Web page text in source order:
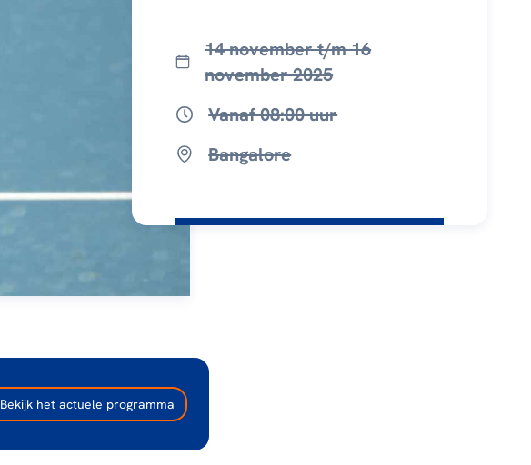
14 november t/m 16
november 2025
Vanaf 08:00 uur
Bangalore
Bekijk het actuele programma